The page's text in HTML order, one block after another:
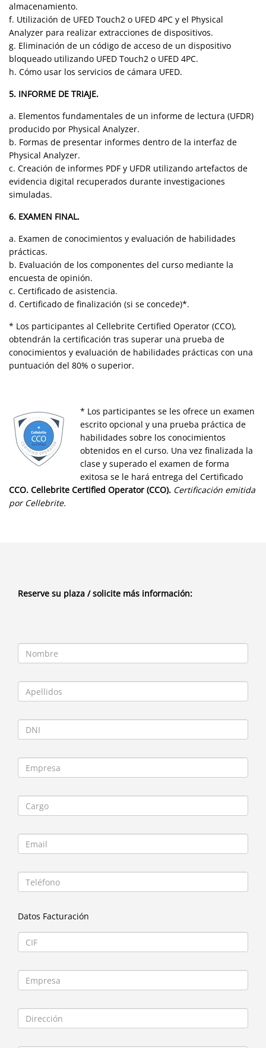
almacenamiento.
f. Utilización de UFED Touch2 o UFED 4PC y el Physical
Analyzer para realizar extracciones de dispositivos.
g. Eliminación de un código de acceso de un dispositivo
bloqueado utilizando UFED Touch2 o UFED 4PC.
h. Cómo usar los servicios de cámara UFED.
5. INFORME DE TRIAJE.
a. Elementos fundamentales de un informe de lectura (UFDR)
producido por Physical Analyzer.
b. Formas de presentar informes dentro de la interfaz de
Physical Analyzer.
c. Creación de informes PDF y UFDR utilizando artefactos de
evidencia digital recuperados durante investigaciones
simuladas.
6. EXAMEN FINAL.
a. Examen de conocimientos y evaluación de habilidades
prácticas.
b. Evaluación de los componentes del curso mediante la
encuesta de opinión.
c. Certificado de asistencia.
d. Certificado de finalización (si se concede)*.
* Los participantes al Cellebrite Certified Operator (CCO),
obtendrán la certificación tras superar una prueba de
conocimientos y evaluación de habilidades prácticas con una
puntuación del 80% o superior.
* Los participantes se les ofrece un examen
escrito opcional y una prueba práctica de
habilidades sobre los conocimientos
obtenidos en el curso. Una vez finalizada la
clase y superado el examen de forma
exitosa se le hará entrega del Certificado
CCO. Cellebrite Certified Operator (CCO). Certificación emitida
por Cellebrite.
Reserve su plaza / solicite más información:
Datos Facturación